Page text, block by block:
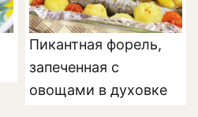
Пикантная форель,
запеченная с
овощами в духовке